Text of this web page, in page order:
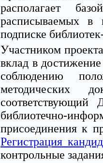
располагает
расписываемых в
подписке
Участником
вклад в достижение
соблюдению
методических
соответствующий
библиотечно-
присоединения к
Регистрация
контрольные